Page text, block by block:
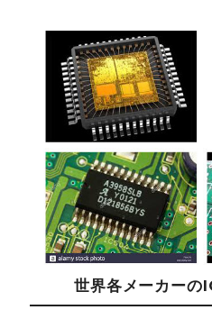
世界各メーカーの